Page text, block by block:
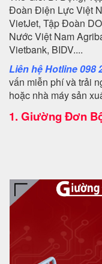
Đoàn Điện Lực Việt
VietJet, Tập Đoàn
Nước Việt Nam
Vietbank, BIDV....
Liên hệ Hotline 098
vấn miễn phí và trải
hoặc nhà máy sản
1. Giường Đơn